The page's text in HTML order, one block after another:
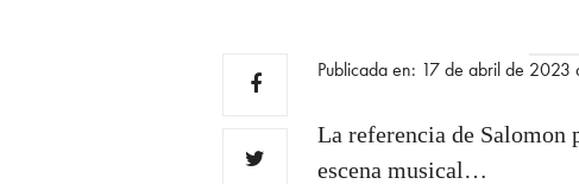
Publicada en: 17 de abril de 2023
La referencia de Salomon
escena musical…